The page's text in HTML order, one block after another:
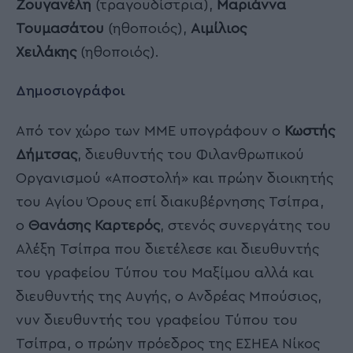
Ζουγανέλη (τραγουδίστρια),
Μαριάννα
Τουμασάτου (ηθοποιός), Αιμίλιος
Χειλάκης(ηθοποιός).
Δημοσιογράφοι
Από τον χώρο των ΜΜΕ υπογράφουν ο Κωστής
Δήμτσας, διευθυντής του Φιλανθρωπικού
Οργανισμού «Αποστολή» και πρώην διοικητής
του Αγίου Όρους επί διακυβέρνησης Τσίπρα,
ο Θανάσης Καρτερός, στενός συνεργάτης του
Αλέξη Τσίπρα που διετέλεσε και διευθυντής
του γραφείου Τύπου του Μαξίμου αλλά και
διευθυντής της Αυγής, ο Ανδρέας Μπούσιος,
νυν διευθυντής του γραφείου Τύπου του
Τσίπρα, ο πρώην πρόεδρος της ΕΣΗΕΑ Νίκος